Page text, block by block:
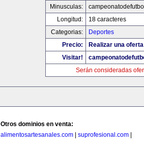
Minusculas:
Longitud:
18 caracteres
Categorias:
Deportes
Precio:
Realizar una
Visitar!
Serán consideradas
Otros dominios en venta:
alimentosartesanales.com
suprofesional.com